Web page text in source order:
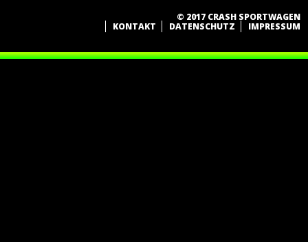
© 2017 CRASH SPORTWAGEN
KONTAKT
DATENSCHUTZ IMPRESSUM